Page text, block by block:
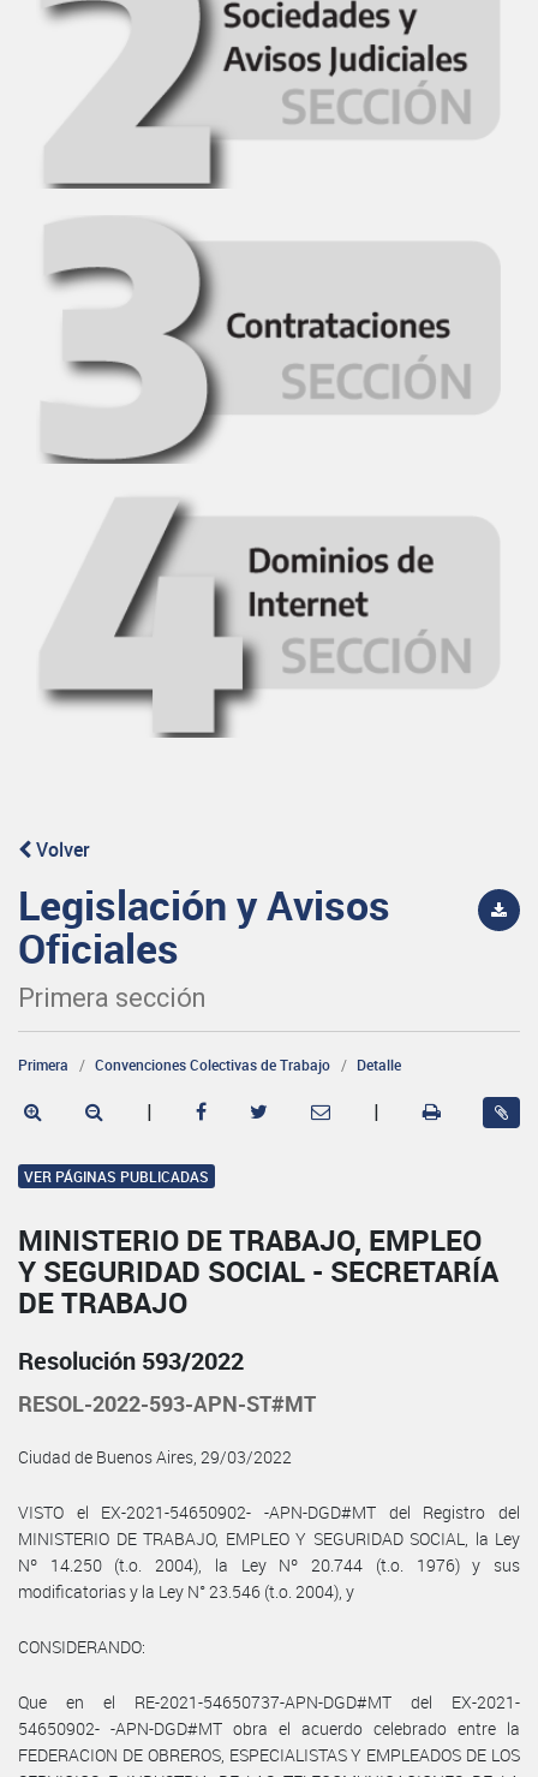
Volver
Legislación y Avisos
Oficiales
Primera sección
Primera Convenciones Colectivas de Trabajo Detalle
| |
VER PÁGINAS PUBLICADAS
MINISTERIO DE TRABAJO, EMPLEO
Y SEGURIDAD SOCIAL - SECRETARÍA
DE TRABAJO
Resolución 593/2022
RESOL-2022-593-APN-ST#MT
Ciudad de Buenos Aires, 29/03/2022
VISTO el EX-2021-54650902- -APN-DGD#MT del Registro del
MINISTERIO DE TRABAJO, EMPLEO Y SEGURIDAD SOCIAL, la Ley
Nº 14.250 (t.o. 2004), la Ley Nº 20.744 (t.o. 1976) y sus
modificatorias y la Ley N° 23.546 (t.o. 2004), y
CONSIDERANDO:
Que en el RE-2021-54650737-APN-DGD#MT del EX-2021-
54650902- -APN-DGD#MT obra el acuerdo celebrado entre la
FEDERACION DE OBREROS, ESPECIALISTAS Y EMPLEADOS DE LOS